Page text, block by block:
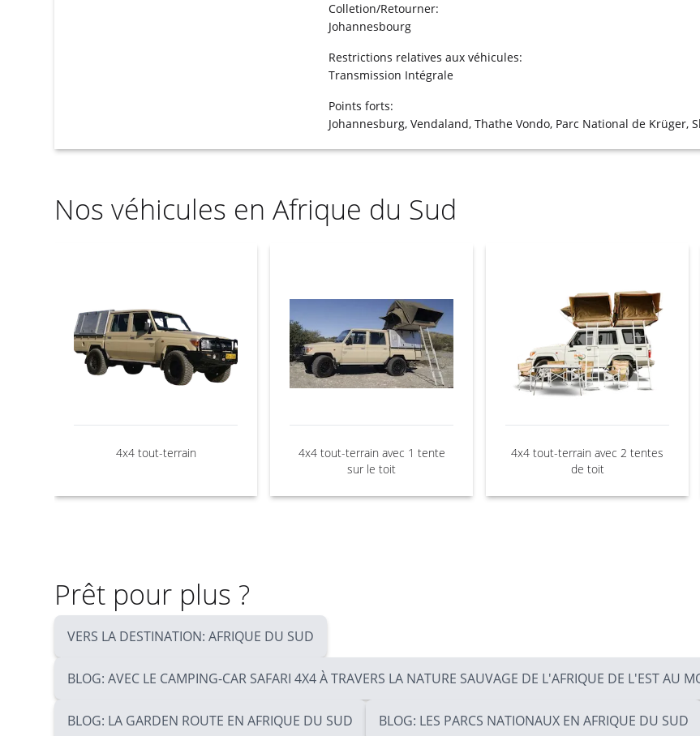
Colletion/Retourner:
Johannesbourg
Restrictions relatives aux véhicules:
Transmission Intégrale
Points forts:
Johannesburg, Vendaland, Thathe Vondo, Parc National de Krüger,
Nos véhicules en Afrique du Sud
4x4 tout-terrain
4x4 tout-terrain avec 1 tente
sur le toit
4x4 tout-terrain avec 2 tentes
de toit
Prêt pour plus ?
VERS LA DESTINATION: AFRIQUE DU SUD
BLOG: AVEC LE CAMPING-CAR SAFARI 4X4 À TRAVERS LA NATURE SAUVAGE DE L'AFRIQUE DE L'EST AU
BLOG: LA GARDEN ROUTE EN AFRIQUE DU SUD BLOG: LES PARCS NATIONAUX EN AFRIQUE DU SUD